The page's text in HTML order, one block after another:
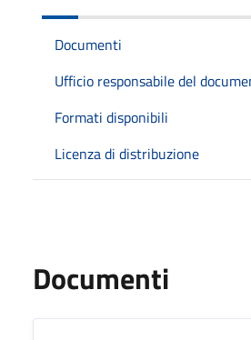
Documenti
Ufficio responsabile del
Formati disponibili
Licenza di distribuzione
Documenti